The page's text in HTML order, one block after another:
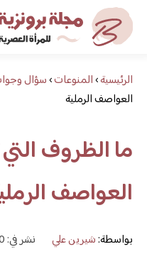
مجلة
ابحث عن
الرئيسية›المنوعات›سؤال
العواصف الرملية
ما الظروف
العواصف
بواسطة:شيرين علي نشر في: 10 فبراير، 2021